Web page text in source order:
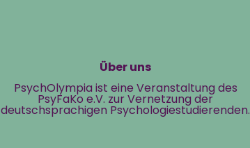
Über uns
PsychOlympia ist eine Veranstaltung des
PsyFaKo e.V. zur Vernetzung der
deutschsprachigen Psychologiestudierenden.